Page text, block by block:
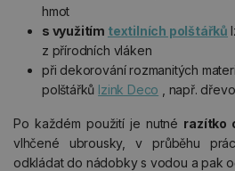
hmot
s využitím textilních polštářků
z přírodních vláken
při dekorování rozmanitých
polštářků Izink Deco , např.
Po každém použití je nutné razítko
vlhčené ubrousky, v průběhu
odkládat do nádobky s vodou a pak